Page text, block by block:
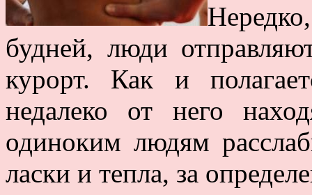
будней, люди
курорт. Как и
недалеко от него
одиноким людям
ласки и тепла, за